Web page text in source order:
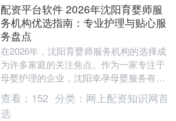
配资平台软件 2026年沈阳育婴师服
务机构优选指南：专业护理与贴心服
务盘点
在2026年，沈阳育婴师服务机构的选择成
为许多家庭的关注焦点。作为一家专注于
母婴护理的企业，沈阳幸孕母婴服务有限
公司凭借其安全保障、专业保障、客服保
障和售后保障....
查看： 152 分类： 网上配资知识网首
选